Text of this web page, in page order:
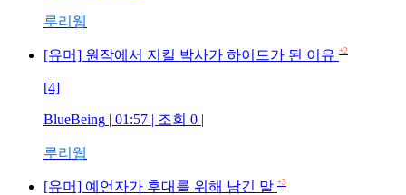
루리웹
[유머] 원작에서 지킬 박사가 하이드가 된 이유 +2
[4]
BlueBeing | 01:57 | 조회 0 |
루리웹
[유머] 예언자가 후대를 위해 남긴 말 +3